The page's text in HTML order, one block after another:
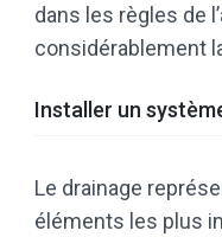
dans les règles de
considérablement
Installer un
Le drainage
éléments les plus